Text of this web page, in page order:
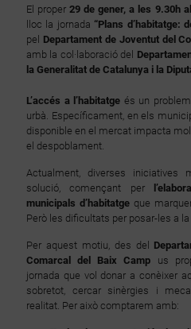
El proper29 de gener, a les 9.30h
lloc la jornada “Plans d’habitatge:
pel Departament de Joventut del
amb la col·laboració del
la Generalitat de Catalunya i la
L’accés a l’habitatge és un
urbà. Específicament, en els
disponible en el mercat impacta
el despoblament.
Actualment, diverses iniciatives
solució, començant per
municipals d’habitatgeque
Però les dificultats per posar-les a
Per aquest motiu, des del
Comarcal del Baix Camp us
jornada que vol donar a conèixer
sobretot, cercar sinèrgies i
realitat. Per això comptarem amb: